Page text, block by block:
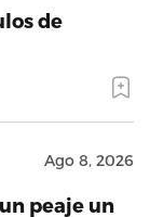
de
Ago 8, 2026
peaje un